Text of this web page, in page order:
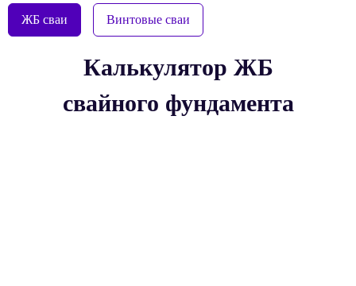
ЖБ сваи Винтовые сваи
Калькулятор ЖБ
свайного фундамента